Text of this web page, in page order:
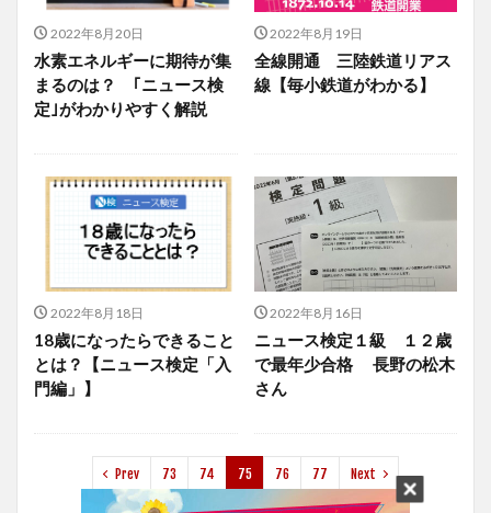
2022年8月20日
水素エネルギーに期待が集
まるのは？ ｢ニュース検
定｣がわかりやすく解説
2022年8月19日
全線開通 三陸鉄道リアス
線【毎小鉄道がわかる】
2022年8月18日
18歳になったらできること
とは？【ニュース検定「入
門編」】
2022年8月16日
ニュース検定１級 １２歳
で最年少合格 長野の松木
さん
Prev 73 74 75 76 77 Next